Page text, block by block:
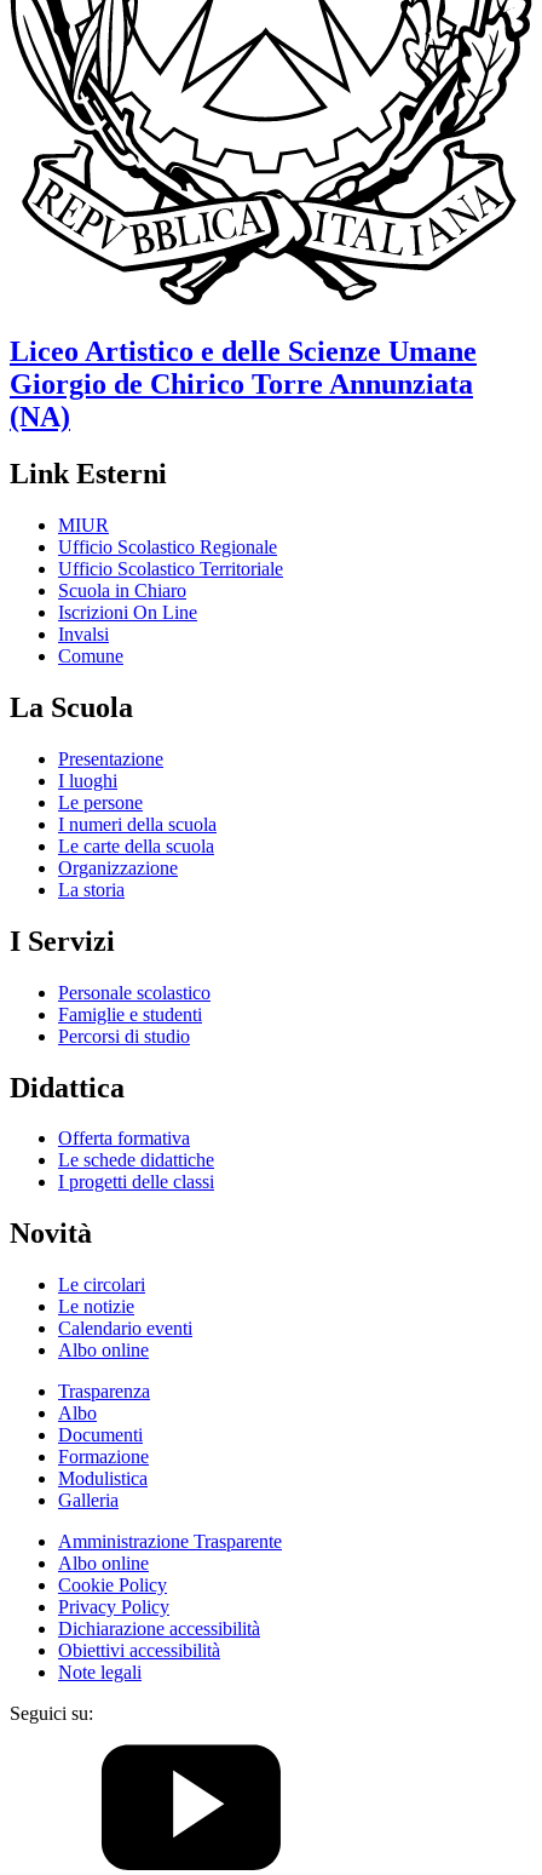
Liceo Artistico e delle Scienze Umane
Giorgio de Chirico Torre Annunziata
(NA)
Link Esterni
MIUR
Ufficio Scolastico Regionale
Ufficio Scolastico Territoriale
Scuola in Chiaro
Iscrizioni On Line
Invalsi
Comune
La Scuola
Presentazione
I luoghi
Le persone
I numeri della scuola
Le carte della scuola
Organizzazione
La storia
I Servizi
Personale scolastico
Famiglie e studenti
Percorsi di studio
Didattica
Offerta formativa
Le schede didattiche
I progetti delle classi
Novità
Le circolari
Le notizie
Calendario eventi
Albo online
Trasparenza
Albo
Documenti
Formazione
Modulistica
Galleria
Amministrazione Trasparente
Albo online
Cookie Policy
Privacy Policy
Dichiarazione accessibilità
Obiettivi accessibilità
Note legali
Seguici su: